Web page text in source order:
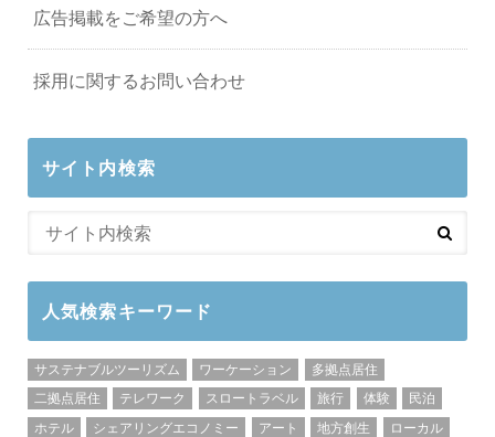
広告掲載をご希望の方へ
採用に関するお問い合わせ
サイト内検索
人気検索キーワード
サステナブルツーリズム ワーケーション
多拠点居住
二拠点居住
テレワーク スロートラベル 旅行 体験
民泊
ホテル
シェアリングエコノミー アート 地方創生
ローカル